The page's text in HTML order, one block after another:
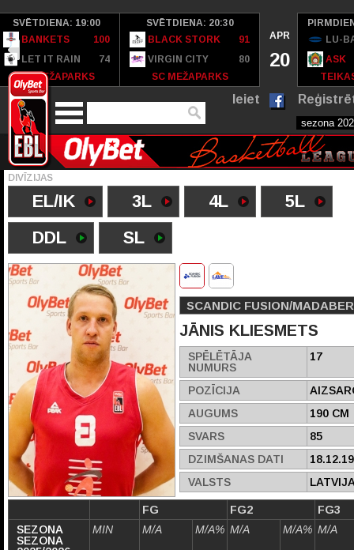
SVĒTDIENA: 19:00
BANKETS
100
LET IT RAIN
74
SC MEŽAPARKS
SVĒTDIENA: 20:30
BLACK STORK
91
VIRGIN CITY
80
SC MEŽAPARKS
APR
20
LU-
ASK
Ieiet
DIVĪZIJAS
EL/IK 3L 4L
5L
DDL
SL
SCANDIC FUSION/
JĀNIS KLIESMETS
SPĒLĒTĀJA
NUMURS
17
POZĪCIJA
AUGUMS
190 CM
SVARS
85
DZIMŠANAS DATI
VALSTS
FG FG2
FG3
SEZONA
SEZONA
MIN M/A M/A% M/A M/A% M/A